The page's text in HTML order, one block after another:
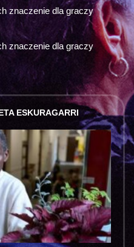
znaczenie dla graczy
znaczenie dla graczy
ESKURAGARRI